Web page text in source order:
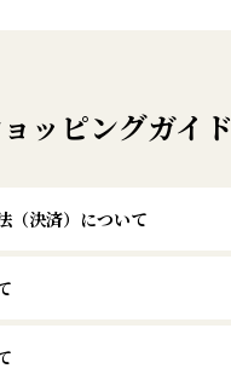
ッピングガイド
（決済）について